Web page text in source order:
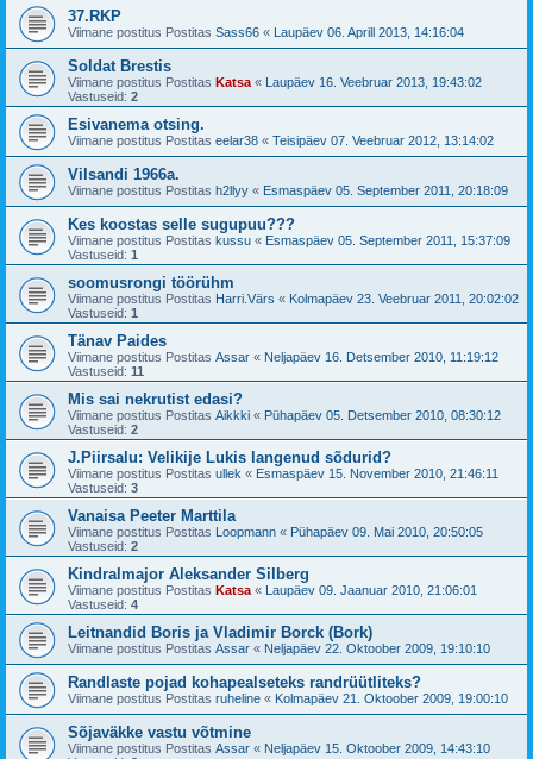
37.RKP
Viimane postitus Postitas Sass66 « Laupäev 06. Aprill 2013, 14:16:04
Soldat Brestis
Viimane postitus Postitas Katsa « Laupäev 16. Veebruar 2013, 19:43:02
Vastuseid: 2
Esivanema otsing.
Viimane postitus Postitas eelar38 « Teisipäev 07. Veebruar 2012, 13:14:02
Vilsandi 1966a.
Viimane postitus Postitas h2llyy « Esmaspäev 05. September 2011, 20:18:09
Kes koostas selle sugupuu???
Viimane postitus Postitas kussu « Esmaspäev 05. September 2011, 15:37:09
Vastuseid: 1
soomusrongi töörühm
Viimane postitus Postitas Harri.Värs « Kolmapäev 23. Veebruar 2011, 20:02:02
Vastuseid: 1
Tänav Paides
Viimane postitus Postitas Assar « Neljapäev 16. Detsember 2010, 11:19:12
Vastuseid: 11
Mis sai nekrutist edasi?
Viimane postitus Postitas Aikkki « Pühapäev 05. Detsember 2010, 08:30:12
Vastuseid: 2
J.Piirsalu: Velikije Lukis langenud sõdurid?
Viimane postitus Postitas ullek « Esmaspäev 15. November 2010, 21:46:11
Vastuseid: 3
Vanaisa Peeter Marttila
Viimane postitus Postitas Loopmann « Pühapäev 09. Mai 2010, 20:50:05
Vastuseid: 2
Kindralmajor Aleksander Silberg
Viimane postitus Postitas Katsa « Laupäev 09. Jaanuar 2010, 21:06:01
Vastuseid: 4
Leitnandid Boris ja Vladimir Borck (Bork)
Viimane postitus Postitas Assar « Neljapäev 22. Oktoober 2009, 19:10:10
Randlaste pojad kohapealseteks randrüütliteks?
Viimane postitus Postitas ruheline « Kolmapäev 21. Oktoober 2009, 19:00:10
Sõjaväkke vastu võtmine
Viimane postitus Postitas Assar « Neljapäev 15. Oktoober 2009, 14:43:10